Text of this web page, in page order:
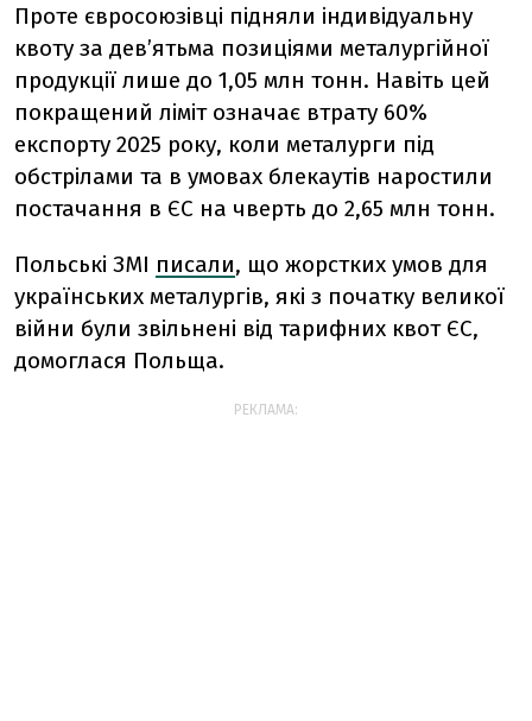
Проте євросоюзівці підняли індивідуальну
квоту за девʼятьма позиціями металургійної
продукції лише до 1,05 млн тонн. Навіть цей
покращений ліміт означає втрату 60%
експорту 2025 року, коли металурги під
обстрілами та в умовах блекаутів наростили
постачання в ЄС на чверть до 2,65 млн тонн.
Польські ЗМІ писали, що жорстких умов для
українських металургів, які з початку великої
війни були звільнені від тарифних квот ЄС,
домоглася Польща.
РЕКЛАМА: